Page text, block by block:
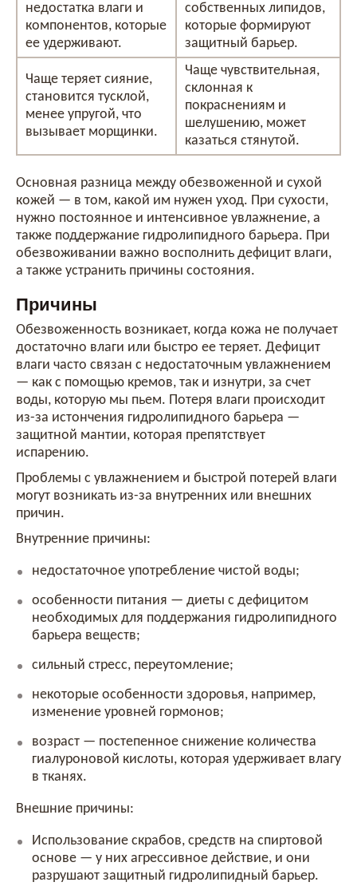
недостатка влаги и
компонентов, которые
ее удерживают.
собственных липидов,
которые формируют
защитный барьер.
Чаще теряет сияние,
становится тусклой,
менее упругой, что
вызывает морщинки.
Чаще чувствительная,
склонная к
покраснениям и
шелушению, может
казаться стянутой.
Основная разница между обезвоженной и сухой
кожей — в том, какой им нужен уход. При сухости,
нужно постоянное и интенсивное увлажнение, а
также поддержание гидролипидного барьера. При
обезвоживании важно восполнить дефицит влаги,
а также устранить причины состояния.
Причины
Обезвоженность возникает, когда кожа не получает
достаточно влаги или быстро ее теряет. Дефицит
влаги часто связан с недостаточным увлажнением
— как с помощью кремов, так и изнутри, за счет
воды, которую мы пьем. Потеря влаги происходит
из-за истончения гидролипидного барьера —
защитной мантии, которая препятствует
испарению.
Проблемы с увлажнением и быстрой потерей влаги
могут возникать из-за внутренних или внешних
причин.
Внутренние причины:
недостаточное употребление чистой воды;
особенности питания — диеты с дефицитом
необходимых для поддержания гидролипидного
барьера веществ;
сильный стресс, переутомление;
некоторые особенности здоровья, например,
изменение уровней гормонов;
возраст — постепенное снижение количества
гиалуроновой кислоты, которая удерживает влагу
в тканях.
Внешние причины:
Использование скрабов, средств на спиртовой
основе — у них агрессивное действие, и они
разрушают защитный гидролипидный барьер.